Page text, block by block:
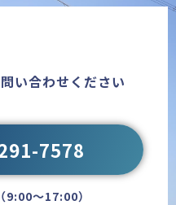
い合わせください
7578
9:00〜17:00）